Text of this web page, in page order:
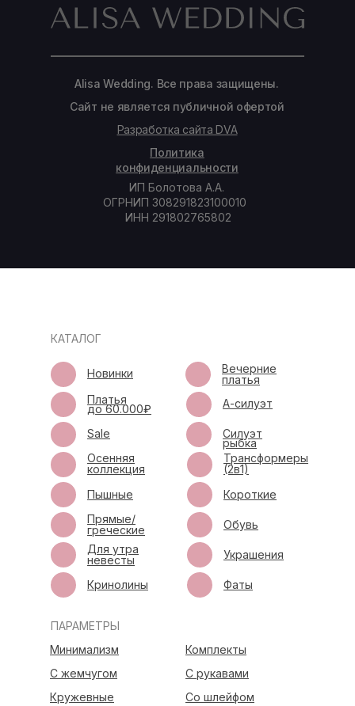
Alisa Wedding. Все права защищены.
Сайт не является публичной офертой
Политика
конфиденциальности
Разработка сайта DVA
ИП Болотова А.А.
ОГРНИП 308291823100010
ИНН 291802765802
КАТАЛОГ
Минимализм
С жемчугом
Кружевные
Со шлейфом
Комплекты
С рукавами
ПАРАМЕТРЫ
Осенняя
коллекция
Вечерние
платья
Силуэт
рыбка
Новинки
Платья
до 60.000₽ А-силуэт
Пышные
Прямые/
греческие
Трансформеры
(2в1)
Короткие
Обувь
Для утра
невесты
Кринолины
Украшения
Фаты
Sale